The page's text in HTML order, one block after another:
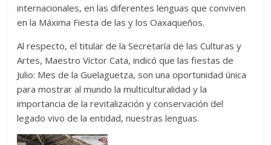
internacionales, en las diferentes lenguas que conviven
en la Máxima Fiesta de las y los Oaxaqueños.
Al respecto, el titular de la Secretaría de las Culturas y
Artes, Maestro Víctor Cata, indicó que las fiestas de
Julio: Mes de la Guelaguetza, son una oportunidad única
para mostrar al mundo la multiculturalidad y la
importancia de la revitalización y conservación del
legado vivo de la entidad, nuestras lenguas.